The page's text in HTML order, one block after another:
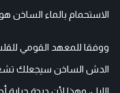
الاستحمام بالماء الساخن
ووفقا للمعهد القومي
الدش الساخن سيجعلك تشعر